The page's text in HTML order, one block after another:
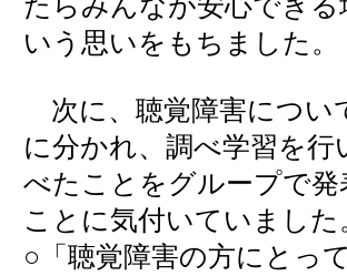
いう思いをもちました。
次に、聴覚障害につい
に分かれ、調べ学習を
べたことをグループで
ことに気付いていました
○「聴覚障害の方にとっ